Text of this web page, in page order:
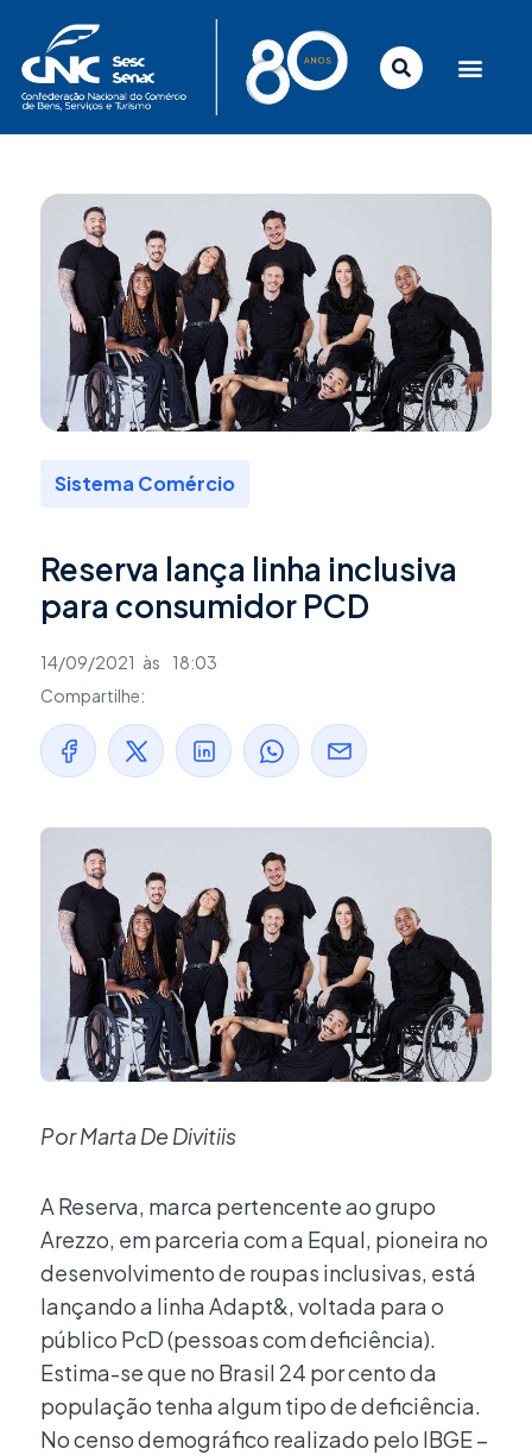
conteúdo
Sistema Comércio
Reserva lança linha inclusiva
para consumidor PCD
14/09/2021 às
18:03
Compartilhe:
Por Marta De Divitiis
A Reserva, marca pertencente ao grupo
Arezzo, em parceria com a Equal, pioneira no
desenvolvimento de roupas inclusivas, está
lançando a linha Adapt&, voltada para o
público PcD (pessoas com deficiência).
Estima-se que no Brasil 24 por cento da
população tenha algum tipo de deficiência.
No censo demográfico realizado pelo IBGE –